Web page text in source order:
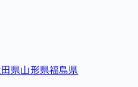
県山形県福島県